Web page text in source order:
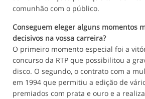
comunhão com o público.
Conseguem eleger alguns momentos
decisivos na vossa carreira?
O primeiro momento especial foi a
concurso da RTP que possibilitou a
disco. O segundo, o contrato com a
em 1994 que permitiu a edição de
premiados com prata e ouro e a